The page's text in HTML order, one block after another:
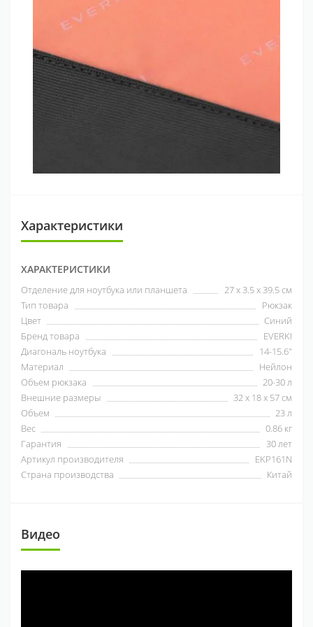
Характеристики
ХАРАКТЕРИСТИКИ
Отделение для ноутбука или планшета
27 x 3.5 x 39.5 см
Тип товара
Рюкзак
Цвет
Синий
Бренд товара
EVERKI
Диагональ ноутбука
14-15.6"
Материал
Нейлон
Объем рюкзака
20-30 л
Внешние размеры
32 x 18 x 57 см
Объем
23 л
Вес
0.86 кг
Гарантия
30 лет
Артикул производителя
EKP161N
Страна производства
Китай
Видео